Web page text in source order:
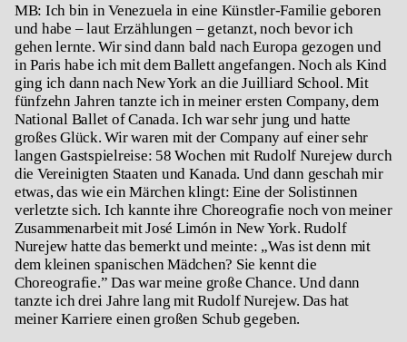
MB: Ich bin in Venezuela in eine Künstler-Familie geboren
und habe – laut Erzählungen – getanzt, noch bevor ich
gehen lernte. Wir sind dann bald nach Europa gezogen und
in Paris habe ich mit dem Ballett angefangen. Noch als Kind
ging ich dann nach New York an die Juilliard School. Mit
fünfzehn Jahren tanzte ich in meiner ersten Company, dem
National Ballet of Canada. Ich war sehr jung und hatte
großes Glück. Wir waren mit der Company auf einer sehr
langen Gastspielreise: 58 Wochen mit Rudolf Nurejew durch
die Vereinigten Staaten und Kanada. Und dann geschah mir
etwas, das wie ein Märchen klingt: Eine der Solistinnen
verletzte sich. Ich kannte ihre Choreografie noch von meiner
Zusammenarbeit mit José Limón in New York. Rudolf
Nurejew hatte das bemerkt und meinte: „Was ist denn mit
dem kleinen spanischen Mädchen? Sie kennt die
Choreografie.” Das war meine große Chance. Und dann
tanzte ich drei Jahre lang mit Rudolf Nurejew. Das hat
meiner Karriere einen großen Schub gegeben.